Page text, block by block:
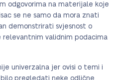
odgovorima na materijale koje
se ne samo da mora znati
demonstrirati svjesnost o
validnim podacima
univerzalna jer ovisi o temi i